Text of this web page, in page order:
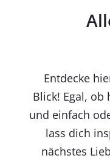
Entdecke
Blick! Egal, ob
und einfach
lass dich
nächstes